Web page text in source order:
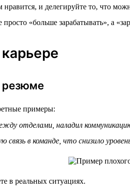
и делегируйте то, что
«больше зарабатывать», а
резюме
примеры:
отделами, наладил
в команде, что снизило
в реальных ситуациях.